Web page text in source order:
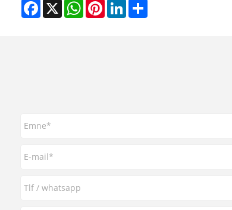
Facebook
X WhatsAppPinterestLinkedInShare